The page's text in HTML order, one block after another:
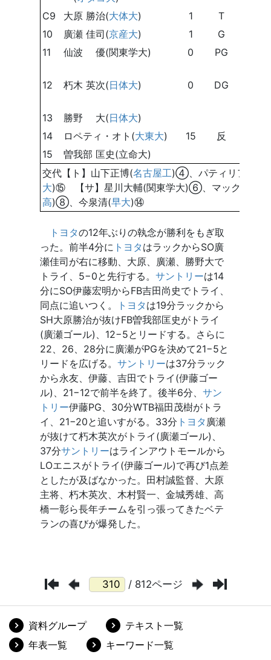
/ 812ページ
資料グループ
テキスト一覧
年表一覧
キーワード一覧